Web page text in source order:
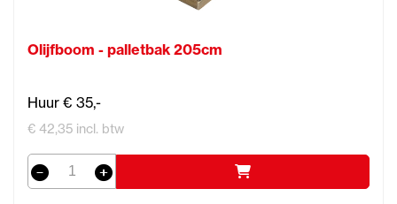
Olijfboom - palletbak 205cm
Huur € 35,-
€ 42,35 incl. btw